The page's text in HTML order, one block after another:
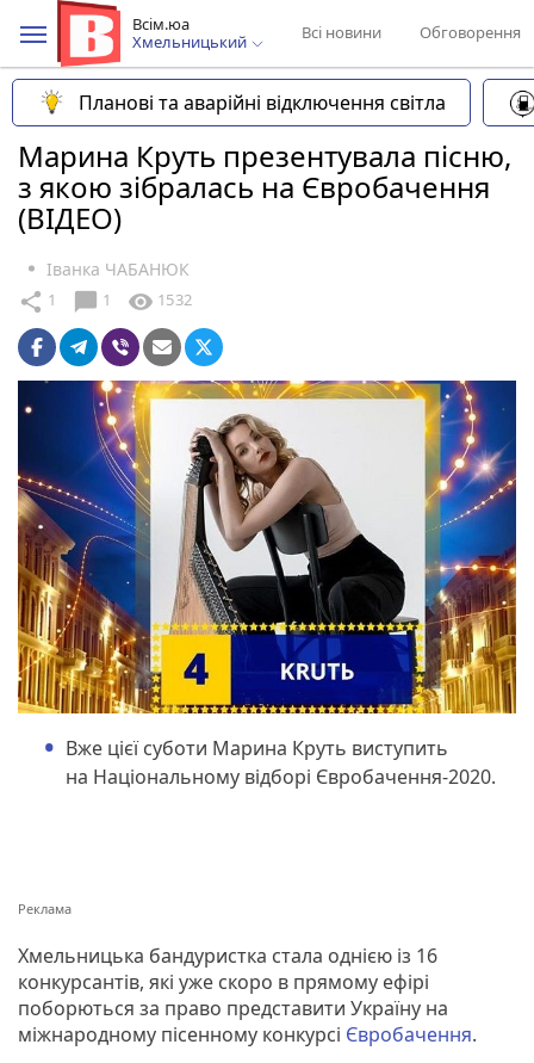
Всім.юа
Хмельницький
Всі новини Обговорення
Планові та аварійні відключення світла
Марина Круть презентувала пісню,
з якою зібралась на Євробачення
(ВІДЕО)
Іванка ЧАБАНЮК
share 1 chat_bubble 1 visibility 1532
Вже цієї суботи Марина Круть виступить
на Національному відборі Євробачення-2020.
Хмельницька бандуристка стала однією із 16
конкурсантів, які уже скоро в прямому ефірі
поборються за право представити Україну на
міжнародному пісенному конкурсі Євробачення.